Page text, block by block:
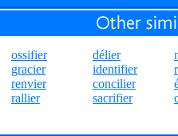
ossifier
gracier
renvier
rallier
délier
identifier
concilier
sacrifier